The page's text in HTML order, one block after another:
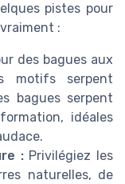
pistes pour
:
des bagues aux
motifs serpent
bagues serpent
idéales
:Privilégiez les
naturelles, de